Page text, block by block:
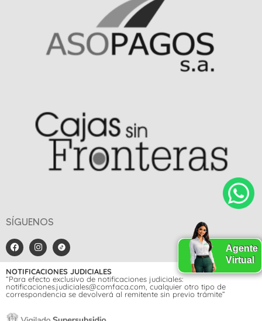
SÍGUENOS
NOTIFICACIONES JUDICIALES
“Para efecto exclusivo de notificaciones judiciales:
notificaciones.judiciales@comfaca.com, cualquier otro tipo de
correspondencia se devolverá al remitente sin previo trámite”
Agente
Virtual